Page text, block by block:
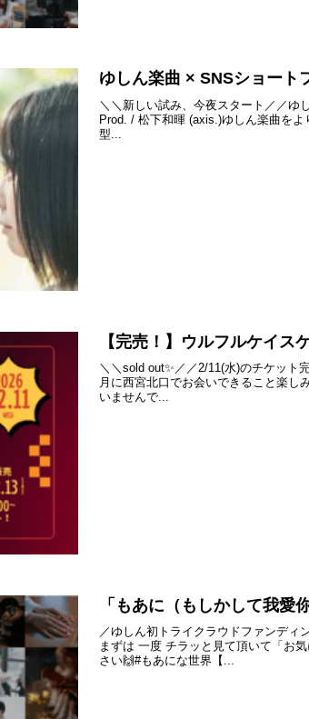
ゆしん楽曲 × SNSショート
＼＼新しい試み、今夜スタート／／ゆ
Prod. / 松下和暉 (axis.)ゆしん楽曲を
型...
【完売！】ウルフルケイ
＼＼sold out✨／／2/11(水)のチケット
月に西宮北口でお会いできること楽し
いませんで...
「もあに（もしかして我愛
／ゆしん初トライクラウドファンディ
まずは 一度 チラッと見て頂いて「お
さい🙌#もあにな世界【...